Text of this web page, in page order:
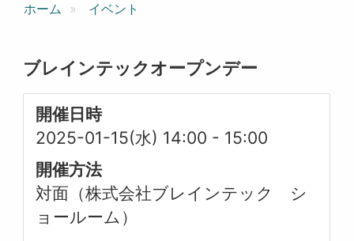
ホーム イベント
ブレインテックオープンデー
開催日時
2025-01-15(水) 14:00 - 15:00
開催方法
対面（株式会社ブレインテック シ
ョールーム）